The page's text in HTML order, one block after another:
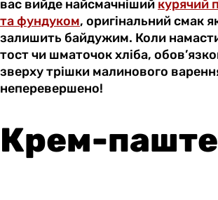
вас вийде найсмачніший курячий
та фундуком, оригінальний смак
залишить байдужим. Коли
тост чи шматочок хліба,
зверху трішки малинового
неперевершено!
Крем-